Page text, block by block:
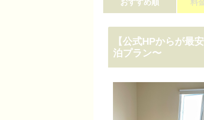
おすすめ順 料
【公式HPからが
泊プラン〜